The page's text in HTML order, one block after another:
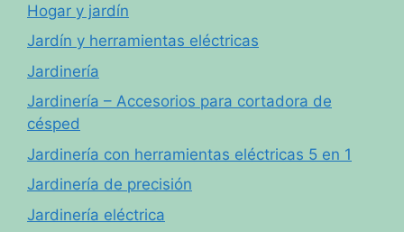
Hogar y jardín
Jardín y herramientas eléctricas
Jardinería
Jardinería – Accesorios para cortadora de
césped
Jardinería con herramientas eléctricas 5 en 1
Jardinería de precisión
Jardinería eléctrica